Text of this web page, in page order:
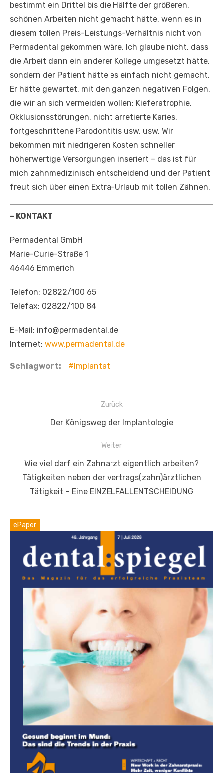
bestimmt ein Drittel bis die Hälfte der größeren,
schönen Arbeiten nicht gemacht hätte, wenn es in
diesem tollen Preis-Leistungs-Verhältnis nicht von
Permadental gekommen wäre. Ich glaube nicht, dass
die Arbeit dann ein anderer Kollege umgesetzt hätte,
sondern der Patient hätte es einfach nicht gemacht.
Er hätte gewartet, mit den ganzen negativen Folgen,
die wir an sich vermeiden wollen: Kieferatrophie,
Okklusionsstörungen, nicht arretierte Karies,
fortgeschrittene Parodontitis usw. usw. Wir
bekommen mit niedrigeren Kosten schneller
höherwertige Versorgungen inseriert – das ist für
mich zahnmedizinisch entscheidend und der Patient
freut sich über einen Extra-Urlaub mit tollen Zähnen.
– KONTAKT
Permadental GmbH
Marie-Curie-Straße 1
46446 Emmerich
Telefon: 02822/100 65
Telefax: 02822/100 84
E-Mail: info@permadental.de
Internet: www.permadental.de
Schlagwort: Implantat
Beitragsnavigation
Zurück
Vorheriger
Der Königsweg der Implantologie
Weiter
Nächster
Wie viel darf ein Zahnarzt eigentlich arbeiten?
Tätigkeiten neben der vertrags(zahn)ärztlichen
Tätigkeit – Eine EINZELFALLENTSCHEIDUNG
ePaper